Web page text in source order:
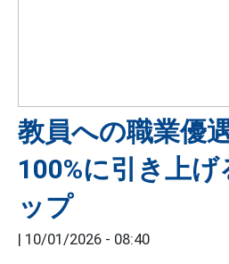
教員への職業優
100%に引き上
ップ
| 10/01/2026 - 08:40